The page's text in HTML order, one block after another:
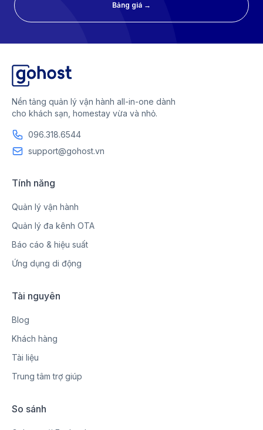
Bảng giá →
Nền tảng quản lý vận hành all-in-one dành
cho khách sạn, homestay vừa và nhỏ.
096.318.6544
support@gohost.vn
Tính năng
Quản lý vận hành
Quản lý đa kênh OTA
Báo cáo & hiệu suất
Ứng dụng di động
Tài nguyên
Blog
Khách hàng
Tài liệu
Trung tâm trợ giúp
So sánh